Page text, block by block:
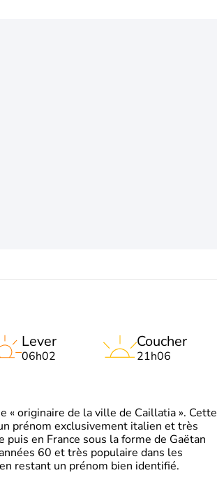
Lever
06h02
Coucher
21h06
« originaire de la ville de Caillatia ». Cette
prénom exclusivement italien et très
en France sous la forme de Gaëtan
60 et très populaire dans les
restant un prénom bien identifié.